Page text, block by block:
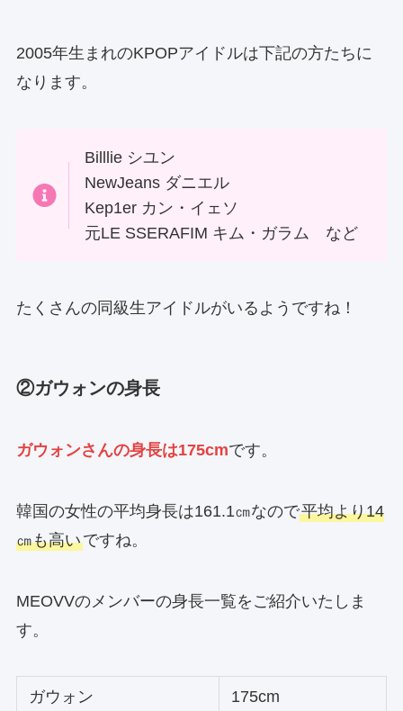
2005年生まれのKPOPアイドルは下記の方たちに
なります。
Billlie シユン
NewJeans ダニエル
Kep1er カン・イェソ
元LE SSERAFIM キム・ガラム など
たくさんの同級生アイドルがいるようですね！
②ガウォンの身長
ガウォンさんの身長は175cmです。
韓国の女性の平均身長は161.1㎝なので平均より14
㎝も高いですね。
MEOVVのメンバーの身長一覧をご紹介いたしま
す。
ガウォン 175cm